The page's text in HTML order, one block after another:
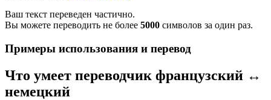
Ваш текст переведен частично.
Вы можете переводить не более 5000 символов за один раз.
Примеры использования и перевод
Что умеет переводчик французский ↔
немецкий